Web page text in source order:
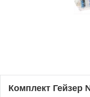
Комплект Гейзер